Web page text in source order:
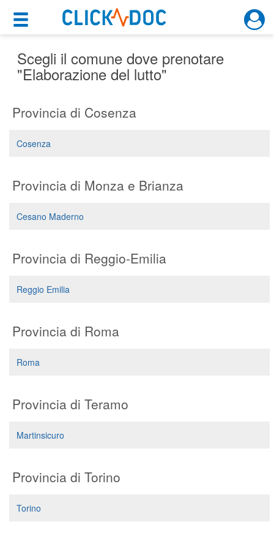
×
Motore di ricerca
×
Cosa possiamo offrirti
Prenota una visita
Ricerca specialisti
(su medicitalia.it)
Per gli specialisti
Planner e rubrica in cloud
Segreteria virtuale
Scegli il comune dove prenotare
"Elaborazione del lutto"
Provincia di Cosenza
Cosenza
Provincia di Monza e Brianza
Cesano Maderno
Provincia di Reggio-Emilia
Reggio Emilia
Provincia di Roma
Roma
Provincia di Teramo
Martinsicuro
Provincia di Torino
Torino